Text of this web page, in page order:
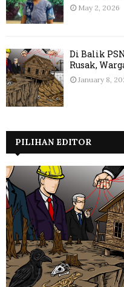
May 2, 2026
Di Balik
Rusak,
January 8,
PILIHAN EDITOR